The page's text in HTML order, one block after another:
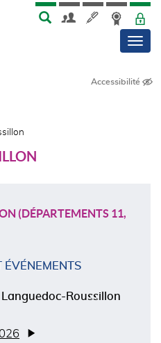
MENU
Accessibilité
(DÉPARTEMENTS 11,
ÉVÉNEMENTS
Roussillon